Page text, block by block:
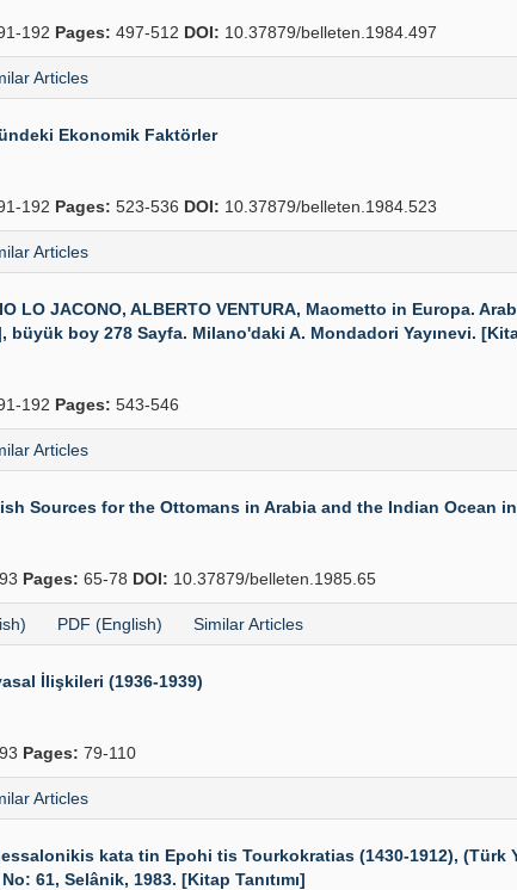
192 Pages: 497-512 DOI: 10.37879/belleten.1984.497
Articles
Ekonomik Faktörler
192 Pages: 523-536 DOI: 10.37879/belleten.1984.523
Articles
LO JACONO, ALBERTO VENTURA, Maometto in Europa.
büyük boy 278 Sayfa. Milano'daki A. Mondadori Yayınevi.
192 Pages: 543-546
Articles
Sources for the Ottomans in Arabia and the Indian Ocean
Pages: 65-78 DOI: 10.37879/belleten.1985.65
PDF (English) Similar Articles
İlişkileri (1936-1939)
Pages: 79-110
Articles
kata tin Epohi tis Tourkokratias (1430-1912), (Türk
61, Selânik, 1983. [Kitap Tanıtımı]